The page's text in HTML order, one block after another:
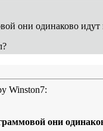
они одинаково идут
Winston7:
они